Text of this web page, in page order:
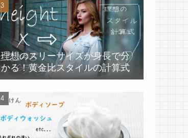
理想のスリーサイズが身長で分
かる！黄金比スタイルの計算式